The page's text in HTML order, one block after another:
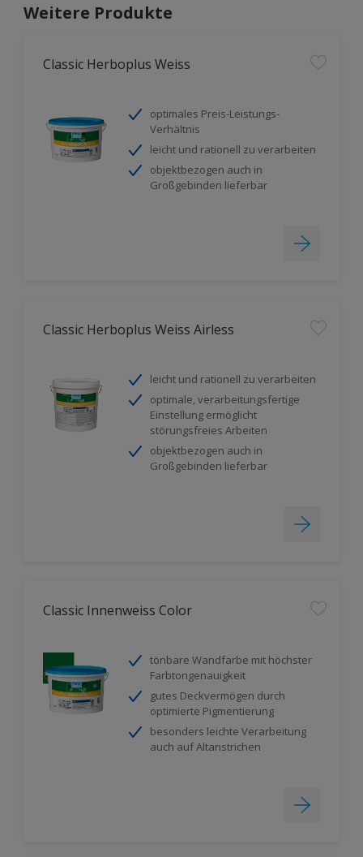
Weitere Produkte
Classic Herboplus Weiss
optimales Preis-Leistungs-
Verhältnis
leicht und rationell zu verarbeiten
objektbezogen auch in
Großgebinden lieferbar
Classic Herboplus Weiss Airless
leicht und rationell zu verarbeiten
optimale, verarbeitungsfertige
Einstellung ermöglicht
störungsfreies Arbeiten
objektbezogen auch in
Großgebinden lieferbar
Classic Innenweiss Color
tönbare Wandfarbe mit höchster
Farbtongenauigkeit
gutes Deckvermögen durch
optimierte Pigmentierung
besonders leichte Verarbeitung
auch auf Altanstrichen